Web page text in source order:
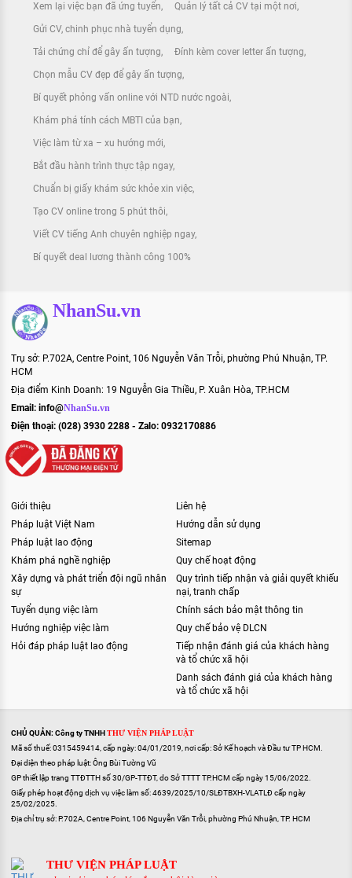
Xem lại việc bạn đã ứng tuyển Quản lý tất cả CV tại một nơi
Gửi CV, chinh phục nhà tuyển dụng
Tải chứng chỉ để gây ấn tượng Đính kèm cover letter ấn tượng
Chọn mẫu CV đẹp để gây ấn tượng
Bí quyết phỏng vấn online với NTD nước ngoài
Khám phá tính cách MBTI của bạn
Việc làm từ xa – xu hướng mới
Bắt đầu hành trình thực tập ngay
Chuẩn bị giấy khám sức khỏe xin việc
Tạo CV online trong 5 phút thôi
Viết CV tiếng Anh chuyên nghiệp ngay
Bí quyết deal lương thành công 100%
NhanSu.vn
Trụ sở: P.702A, Centre Point, 106 Nguyễn Văn Trỗi, phường Phú Nhuận, TP.
HCM
Địa điểm Kinh Doanh: 19 Nguyễn Gia Thiều, P. Xuân Hòa, TP.HCM
Email: info@NhanSu.vn
Điện thoại: (028) 3930 2288 - Zalo: 0932170886
Giới thiệu
Pháp luật Việt Nam
Pháp luật lao động
Khám phá nghề nghiệp
Xây dựng và phát triển đội ngũ nhân
sự
Tuyển dụng việc làm
Hướng nghiệp việc làm
Hỏi đáp pháp luật lao động
Liên hệ
Hướng dẫn sử dụng
Sitemap
Quy chế hoạt động
Quy trình tiếp nhận và giải quyết khiếu
nại, tranh chấp
Chính sách bảo mật thông tin
Quy chế bảo vệ DLCN
Tiếp nhận đánh giá của khách hàng
và tổ chức xã hội
Danh sách đánh giá của khách hàng
và tổ chức xã hội
CHỦ QUẢN: Công ty TNHHTHƯ VIỆN PHÁP LUẬT
Mã số thuế: 0315459414, cấp ngày: 04/01/2019, nơi cấp: Sở Kế hoạch và Đầu tư TP HCM.
Đại diện theo pháp luật: Ông Bùi Tường Vũ
GP thiết lập trang TTĐTTH số 30/GP-TTĐT, do Sở TTTT TP.HCM cấp ngày 15/06/2022.
Giấy phép hoạt động dịch vụ việc làm số: 4639/2025/10/SLĐTBXH-VLATLĐ cấp ngày
25/02/2025.
Địa chỉ trụ sở: P.702A, Centre Point, 106 Nguyễn Văn Trỗi, phường Phú Nhuận, TP. HCM
THƯ VIỆN PHÁP LUẬT